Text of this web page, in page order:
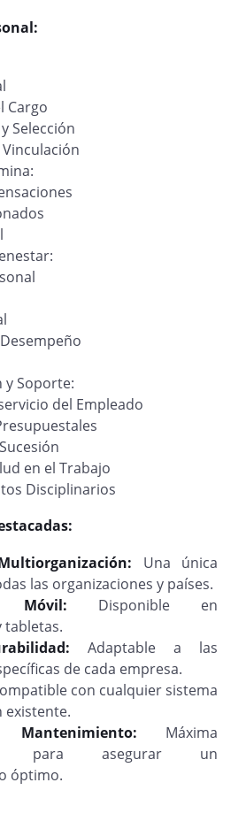
Cargo
Selección
Soporte:
del Empleado
en el Trabajo
Disciplinarios
Una única
las organizaciones y países.
Móvil: Disponible en
tabletas.
Adaptable a las
de cada empresa.
con cualquier sistema
existente.
Máxima
para asegurar un
óptimo.